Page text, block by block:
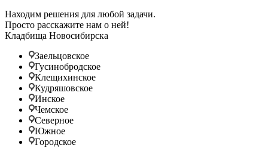
Находим решения для любой задачи.
Просто расскажите нам о ней!
Кладбища Новосибирска
Заельцовское
Гусинобродское
Клещихинское
Кудряшовское
Инское
Чемское
Северное
Южное
Городское